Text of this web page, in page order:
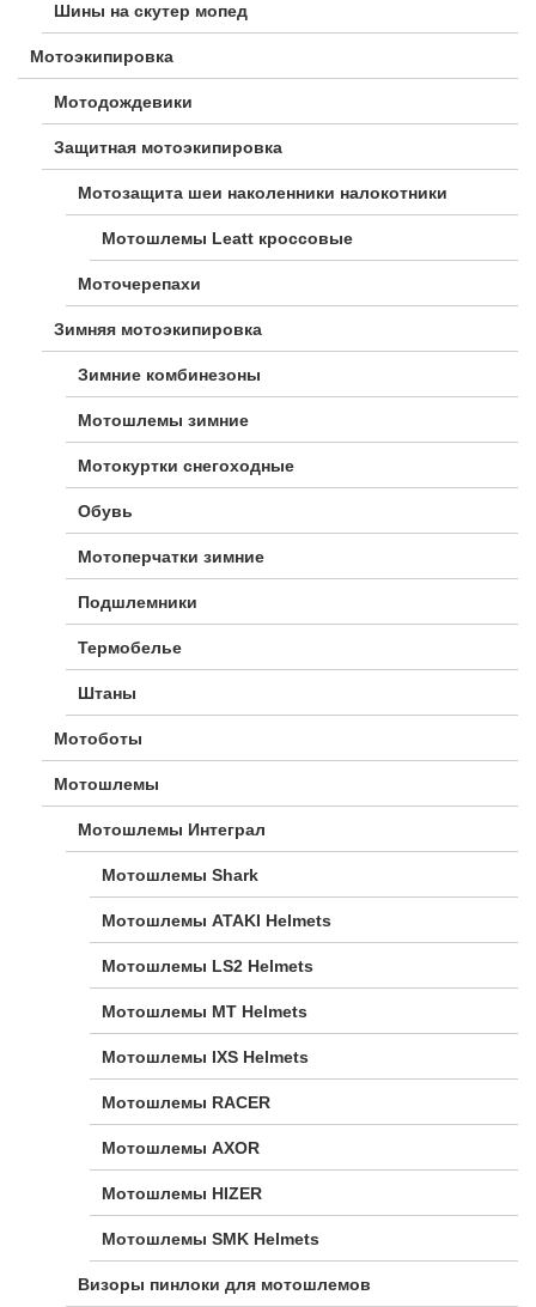
Шины на скутер мопед
Мотоэкипировка
Мотодождевики
Защитная мотоэкипировка
Мотозащита шеи наколенники налокотники
Мотошлемы Leatt кроссовые
Моточерепахи
Зимняя мотоэкипировка
Зимние комбинезоны
Мотошлемы зимние
Мотокуртки снегоходные
Обувь
Мотоперчатки зимние
Подшлемники
Термобелье
Штаны
Мотоботы
Мотошлемы
Мотошлемы Интеграл
Мотошлемы Shark
Мотошлемы ATAKI Helmets
Мотошлемы LS2 Helmets
Мотошлемы MT Helmets
Мотошлемы IXS Helmets
Мотошлемы RACER
Мотошлемы AXOR
Мотошлемы HIZER
Мотошлемы SMK Helmets
Визоры пинлоки для мотошлемов